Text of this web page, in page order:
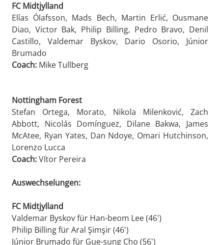
FC Midtjylland
Elías Ólafsson, Mads Bech, Martin Erlić, Ousmane
Diao, Victor Bak, Philip Billing, Pedro Bravo, Denil
Castillo, Valdemar Byskov, Dario Osorio, Júnior
Brumado
Coach: Mike Tullberg
Nottingham Forest
Stefan Ortega, Morato, Nikola Milenković, Zach
Abbott, Nicolás Domínguez, Dilane Bakwa, James
McAtee, Ryan Yates, Dan Ndoye, Omari Hutchinson,
Lorenzo Lucca
Coach:Vítor Pereira
Auswechselungen:
FC Midtjylland
Valdemar Byskov für Han-beom Lee (46')
Philip Billing für Aral Şimşir (46')
Júnior Brumado für Gue-sung Cho (56')